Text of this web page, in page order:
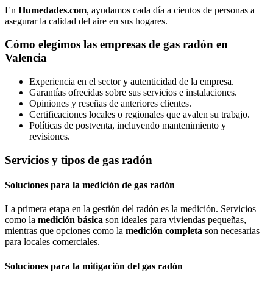
En Humedades.com, ayudamos cada día a cientos de personas a
asegurar la calidad del aire en sus hogares.
Cómo elegimos las empresas de gas radón en
Valencia
Experiencia en el sector y autenticidad de la empresa.
Garantías ofrecidas sobre sus servicios e instalaciones.
Opiniones y reseñas de anteriores clientes.
Certificaciones locales o regionales que avalen su trabajo.
Políticas de postventa, incluyendo mantenimiento y
revisiones.
Servicios y tipos de gas radón
Soluciones para la medición de gas radón
La primera etapa en la gestión del radón es la medición. Servicios
como la medición básica son ideales para viviendas pequeñas,
mientras que opciones como la medición completa son necesarias
para locales comerciales.
Soluciones para la mitigación del gas radón